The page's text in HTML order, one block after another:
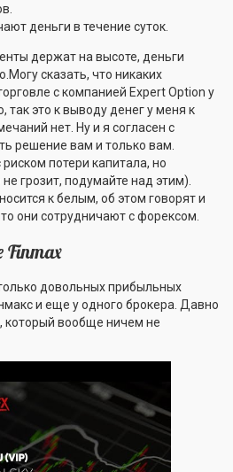
деньги в течение суток.
держат на высоте, деньги
сказать, что никаких
с компанией Expert Option у
так это к выводу денег у меня к
нет. Ну и я согласен с
решение вам и только вам.
потери капитала, но
грозит, подумайте над этим).
к белым, об этом говорят и
они сотрудничают с форексом.
довольных прибыльных
и еще у одного брокера. Давно
который вообще ничем не